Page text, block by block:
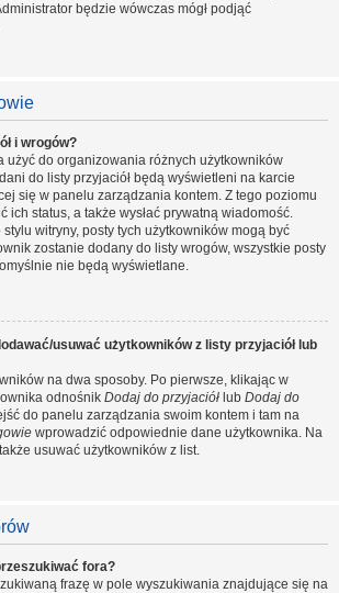
będzie wówczas mógł podjąć
i wrogów?
użyć do organizowania różnych użytkowników
do listy przyjaciół będą wyświetleni na karcie
się w panelu zarządzania kontem. Z tego poziomu
ich status, a także wysłać prywatną wiadomość.
witryny, posty tych użytkowników mogą być
zostanie dodany do listy wrogów, wszystkie posty
nie będą wyświetlane.
usuwać użytkowników z listy przyjaciół lub
na dwa sposoby. Po pierwsze, klikając w
odnośnik Dodaj do przyjaciół lub Dodaj do
do panelu zarządzania swoim kontem i tam na
wprowadzić odpowiednie dane użytkownika. Na
usuwać użytkowników z list.
fora?
frazę w pole wyszukiwania znajdujące się na